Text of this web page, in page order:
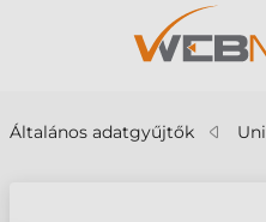
Általános adatgyűjtők